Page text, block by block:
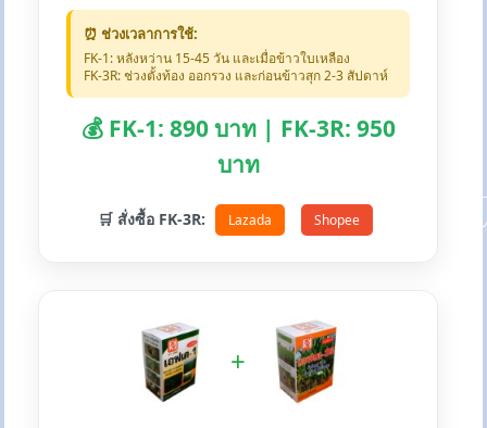
⏰ ช่วงเวลาการใช้:
FK-1: หลังหว่าน 15-45 วัน และเมื่อข้าวใบเหลือง
FK-3R: ช่วงตั้งท้อง ออกรวง และก่อนข้าวสุก 2-3 สัปดาห์
💰 FK-1: 890 บาท | FK-3R: 950
บาท
🛒 สั่งซื้อ FK-3R: Lazada Shopee
+